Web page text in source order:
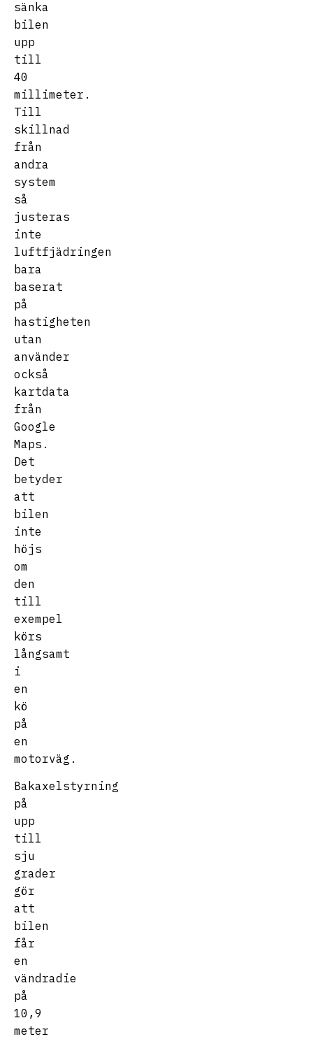
sänka
bilen
upp
till
40
millimeter.
Till
skillnad
från
andra
system
så
justeras
inte
luftfjädringen
bara
baserat
på
hastigheten
utan
använder
också
kartdata
från
Google
Maps.
Det
betyder
att
bilen
inte
höjs
om
den
till
exempel
körs
långsamt
i
en
kö
på
en
motorväg.
Bakaxelstyrning
på
upp
till
sju
grader
gör
att
bilen
får
en
vändradie
på
10,9
meter